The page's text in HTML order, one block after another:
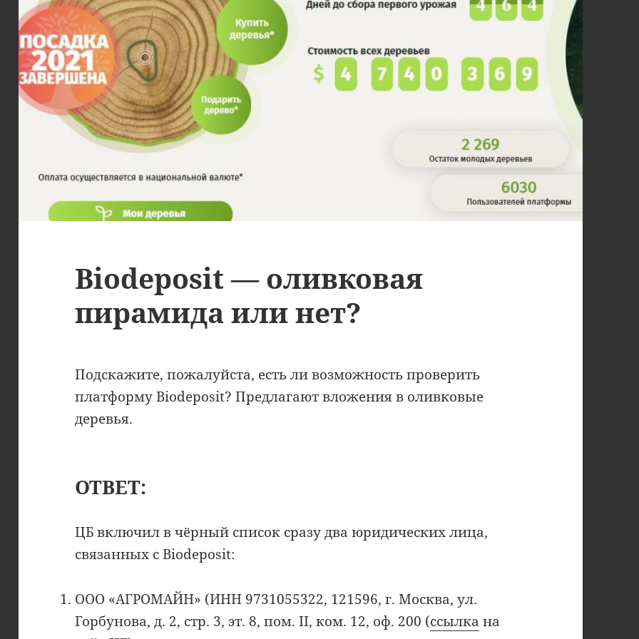
Biodeposit — оливковая
пирамида или нет?
Подскажите, пожалуйста, есть ли возможность проверить
платформу Biodeposit? Предлагают вложения в оливковые
деревья.
ОТВЕТ:
ЦБ включил в чёрный список сразу два юридических лица,
связанных с Biodeposit:
ООО «АГРОМАЙН» (ИНН 9731055322, 121596, г. Москва, ул.
Горбунова, д. 2, стр. 3, эт. 8, пом. II, ком. 12, оф. 200 (ссылка на